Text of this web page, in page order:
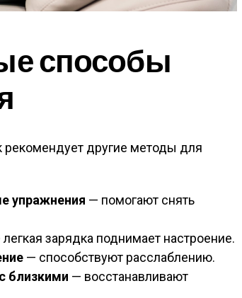
способы
рекомендует другие методы для
упражнения — помогают снять
зарядка поднимает настроение.
— способствуют расслаблению.
близкими — восстанавливают